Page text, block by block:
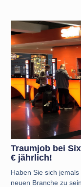
Traumjob bei
€ jährlich!
Haben Sie sich
neuen Branche zu